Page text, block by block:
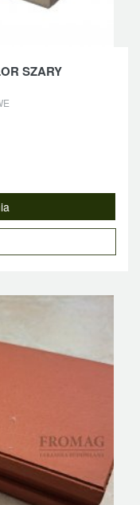
SZARY